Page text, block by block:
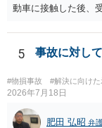
動車に接触した後、
士にご相談ください
5 事故に対し
#物損事故 #解決に向けた
2026年7月18日
肥田 弘昭 弁